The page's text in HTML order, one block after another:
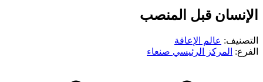
الإنسان قبل المنصب
التصنيف: عالم الإعاقة
الفرع: المركز الرئيسي صنعاء